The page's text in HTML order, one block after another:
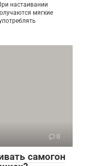
настаивании
мягкие
0
самогон